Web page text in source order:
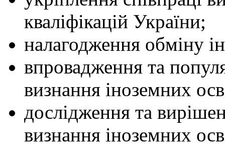
кваліфікацій України;
налагодження обміну
впровадження та
визнання іноземних
дослідження та
визнання іноземних